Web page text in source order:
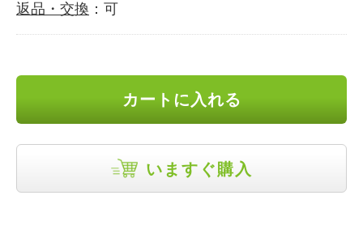
返品・交換 ：可
カートに入れる
いますぐ購入